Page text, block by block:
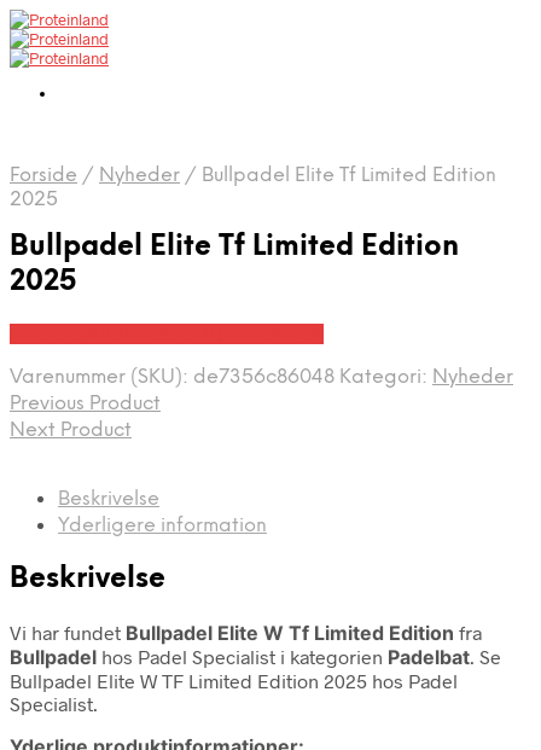
Forside / Nyheder / Bullpadel Elite Tf Limited Edition
2025
Bullpadel Elite Tf Limited Edition
2025
Varenummer (SKU): de7356c86048 Kategori: Nyheder
Previous Product
Next Product
Beskrivelse
Yderligere information
Beskrivelse
Vi har fundet Bullpadel Elite W Tf Limited Edition fra
Bullpadel hos Padel Specialist i kategorien Padelbat. Se
Bullpadel Elite W TF Limited Edition 2025 hos Padel
Specialist.